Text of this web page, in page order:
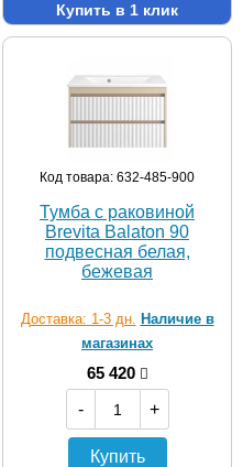
Купить в 1 клик
Код товара: 632-485-900
Тумба с раковиной
Brevita Balaton 90
подвесная белая,
бежевая
Доставка: 1-3 дн. Наличие в
магазинах
65 420
-
+
Купить